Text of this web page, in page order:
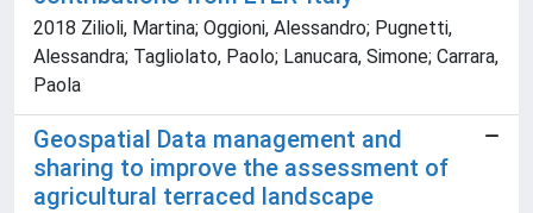
2018 Zilioli, Martina; Oggioni, Alessandro; Pugnetti,
Alessandra; Tagliolato, Paolo; Lanucara, Simone; Carrara,
Paola
Geospatial Data management and
sharing to improve the assessment of
agricultural terraced landscape